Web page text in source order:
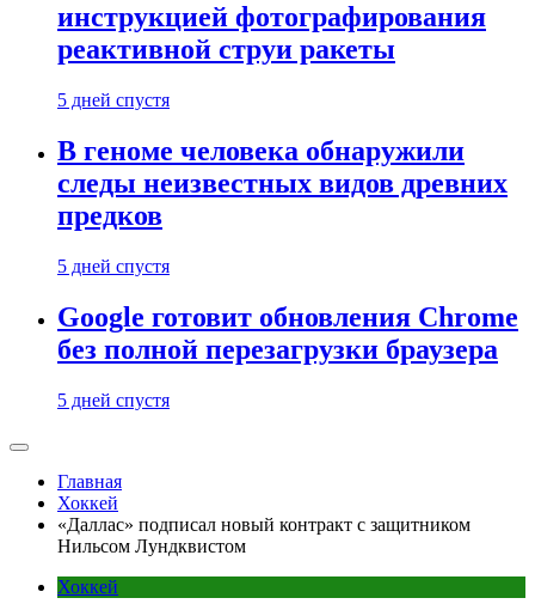
инструкцией фотографирования
реактивной струи ракеты
5 дней спустя
В геноме человека обнаружили
следы неизвестных видов древних
предков
5 дней спустя
Google готовит обновления Chrome
без полной перезагрузки браузера
5 дней спустя
Главная
Хоккей
«Даллас» подписал новый контракт с защитником
Нильсом Лундквистом
Хоккей